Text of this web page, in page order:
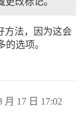
方法，因为这会
的选项。
月 17 日 17:02